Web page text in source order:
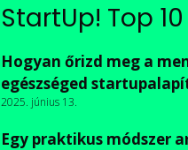
StartUp! Top 10
Hogyan őrizd meg a
egészséged
2025. június 13.
Egy praktikus módszer